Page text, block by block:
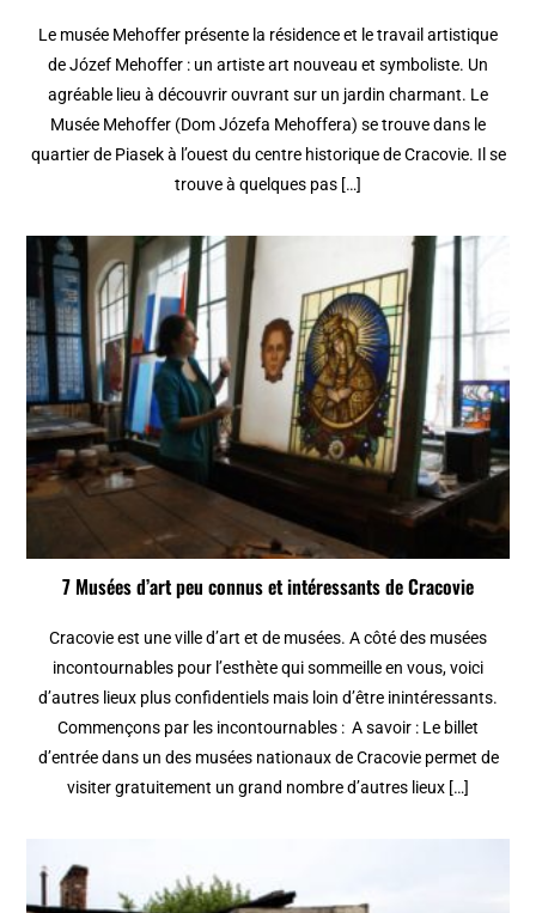
Le musée Mehoffer présente la résidence et le travail artistique
de Józef Mehoffer : un artiste art nouveau et symboliste. Un
agréable lieu à découvrir ouvrant sur un jardin charmant. Le
Musée Mehoffer (Dom Józefa Mehoffera) se trouve dans le
quartier de Piasek à l’ouest du centre historique de Cracovie. Il se
trouve à quelques pas […]
7 Musées d’art peu connus et intéressants de Cracovie
Cracovie est une ville d’art et de musées. A côté des musées
incontournables pour l’esthète qui sommeille en vous, voici
d’autres lieux plus confidentiels mais loin d’être inintéressants.
Commençons par les incontournables : A savoir : Le billet
d’entrée dans un des musées nationaux de Cracovie permet de
visiter gratuitement un grand nombre d’autres lieux […]